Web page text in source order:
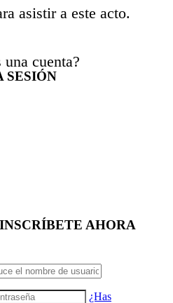
asistir a este acto.
una cuenta?
SESIÓN
AHORA
¿Has